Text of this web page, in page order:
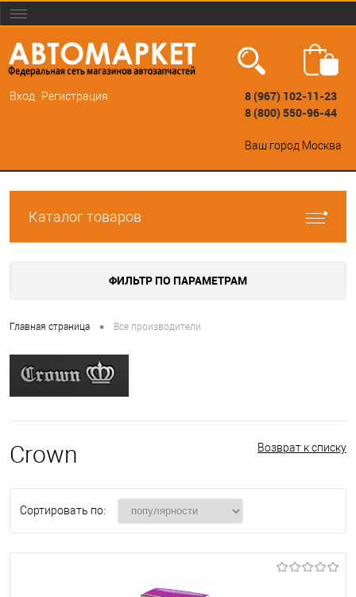
Вход Регистрация
8 (967) 102-11-23
8 (800) 550-96-44
Ваш город Москва
Каталог товаров
ФИЛЬТР ПО ПАРАМЕТРАМ
Главная страница • Все производители
Возврат к списку
Crown
Сортировать по: